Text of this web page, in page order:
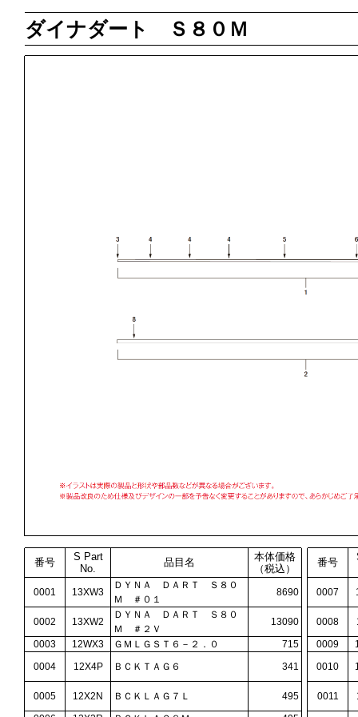
ダイナダート Ｓ８０Ｍ
番号
S Part
No.
品目名
本体価格
（税込）
番号
0001 13XW3
ＤＹＮＡ ＤＡＲＴ Ｓ８０
Ｍ ＃０１
8690 0007
0002 13XW2
ＤＹＮＡ ＤＡＲＴ Ｓ８０
Ｍ ＃２Ｖ
13090 0008
0003
12WX3 ＧＭＬＧＳＴ６－２．０ 715 0009
0004
12X4P ＢＣＫＴＡＧ６ 341 0010
0005 12X2N ＢＣＫＬＡＧ７Ｌ 495 0011